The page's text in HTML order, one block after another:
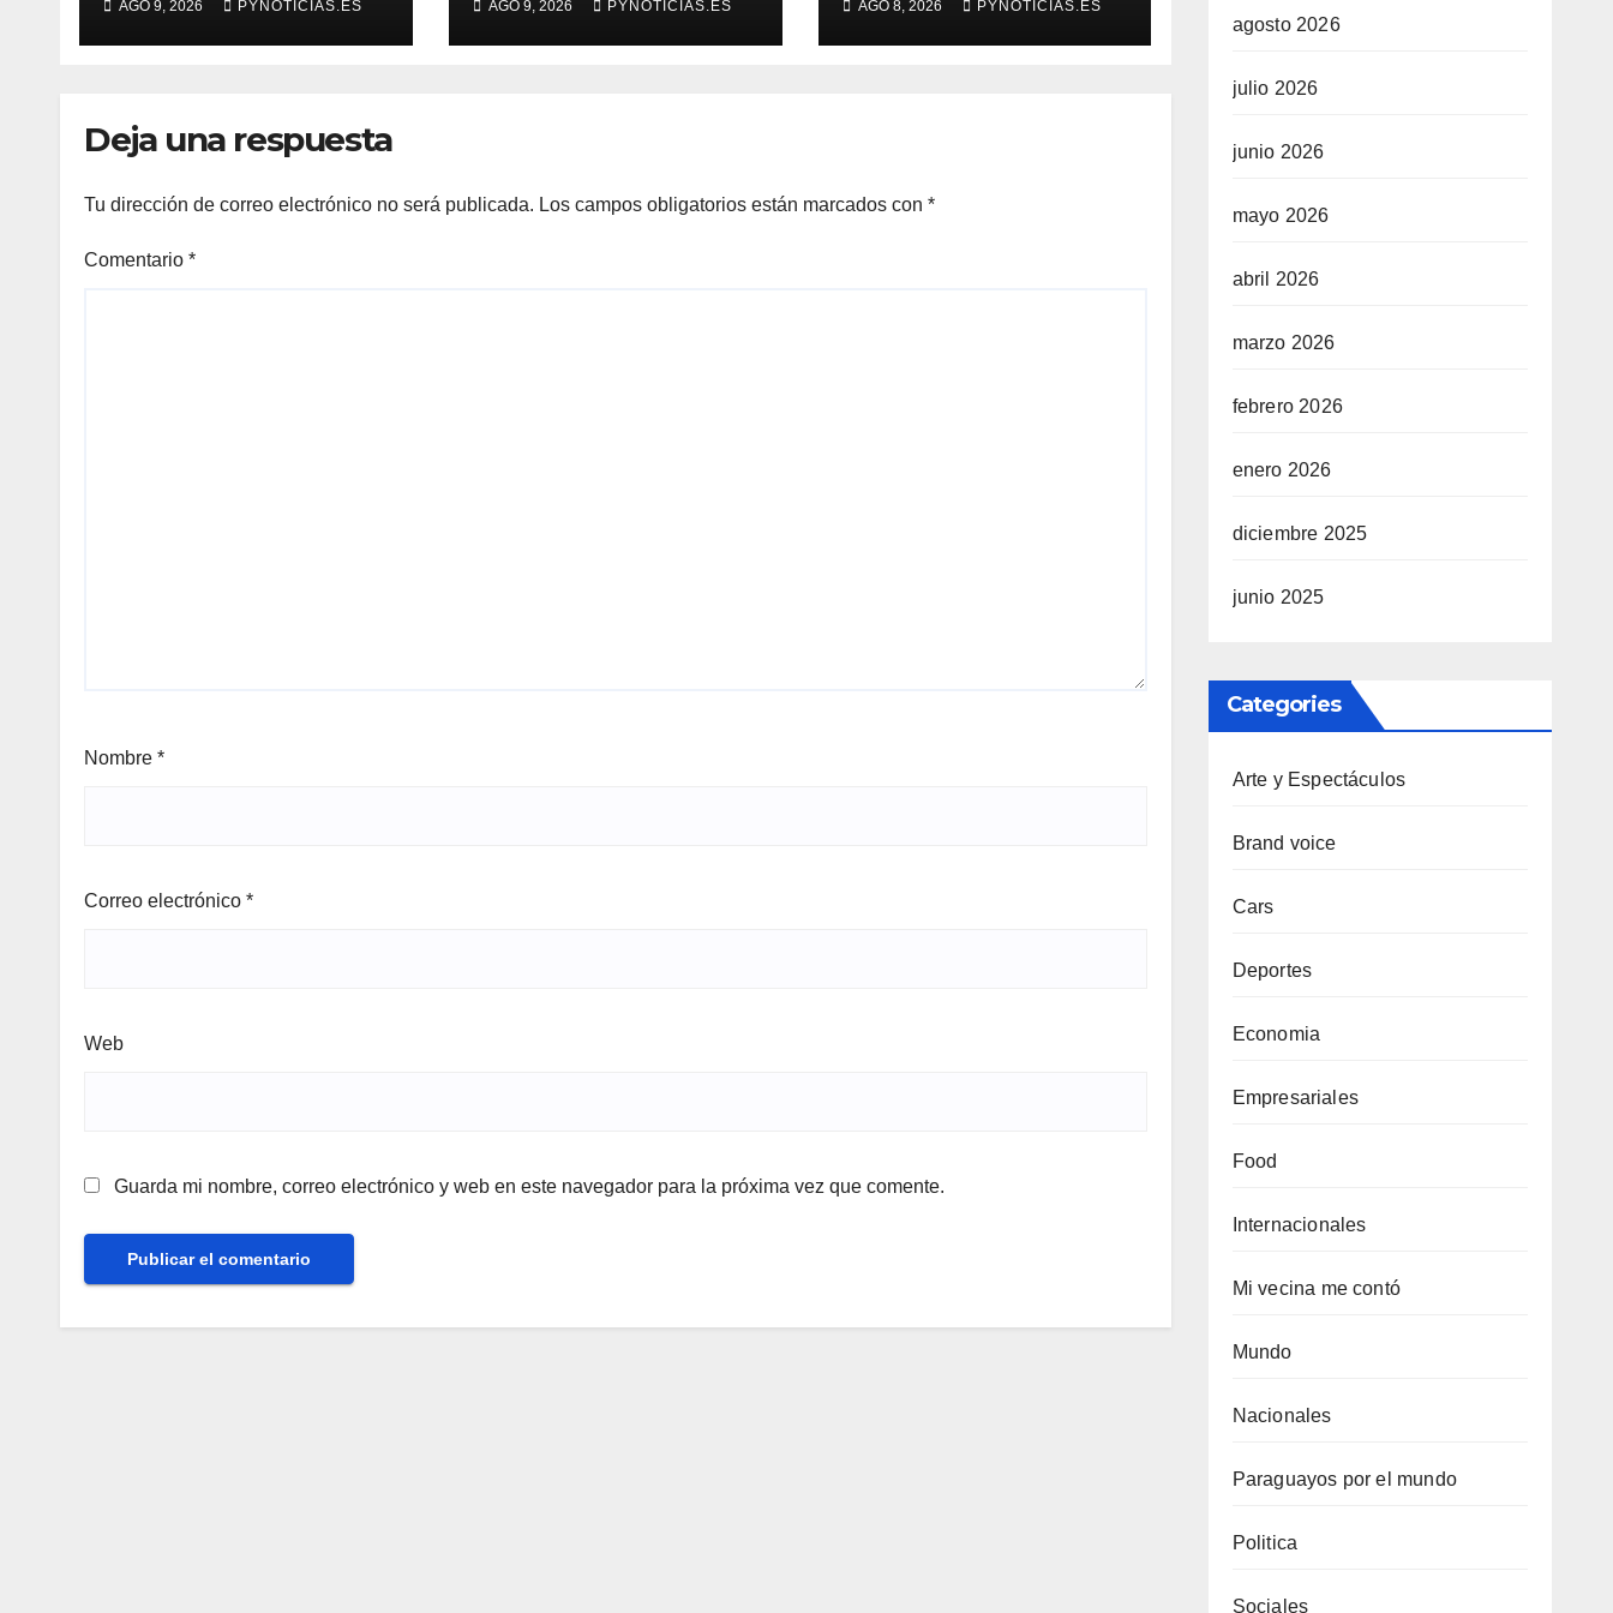
nucleares dentro
de 5 años
AGO 9, 2026 PYNOTICIAS.ES
contrató y dio
aumentazo a su
AGO 9, 2026 PYNOTICIAS.ES
indígena y un
estanciero
AGO 8, 2026 PYNOTICIAS.ES
Deja una respuesta
Tu dirección de correo electrónico no será publicada. Los campos obligatorios están marcados con *
Comentario *
Nombre *
Correo electrónico *
Web
Guarda mi nombre, correo electrónico y web en este navegador para la próxima vez que comente.
agosto 2026
julio 2026
junio 2026
mayo 2026
abril 2026
marzo 2026
febrero 2026
enero 2026
diciembre 2025
junio 2025
Categories
Arte y Espectáculos
Brand voice
Cars
Deportes
Economia
Empresariales
Food
Internacionales
Mi vecina me contó
Mundo
Nacionales
Paraguayos por el mundo
Politica
Sociales